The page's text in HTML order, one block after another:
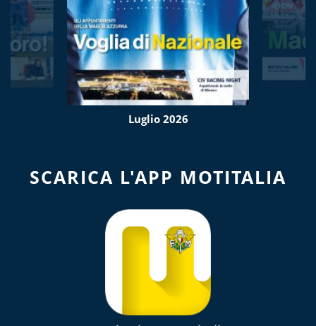
Luglio 2026
SCARICA L'APP MOTITALIA